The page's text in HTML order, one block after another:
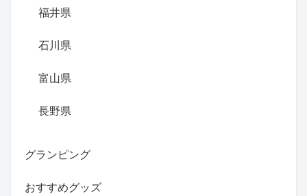
福井県
石川県
富山県
長野県
グランピング
おすすめグッズ